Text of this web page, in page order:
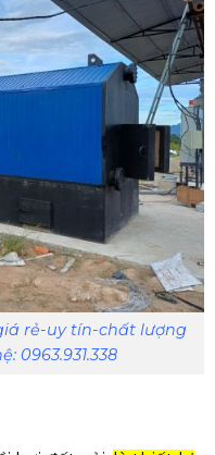
rẻ-uy tín-chất lượng
0963.931.338